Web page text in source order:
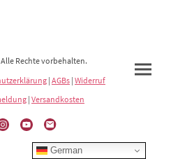
Rechte vorbehalten.
| AGBs | Widerruf
| Versandkosten
German